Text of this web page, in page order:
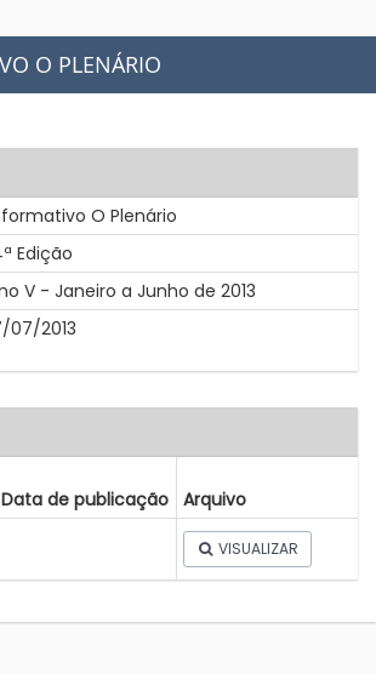
O PLENÁRIO
O Plenário
Edição
V - Janeiro a Junho de 2013
07/2013
Data de publicação Arquivo
VISUALIZAR